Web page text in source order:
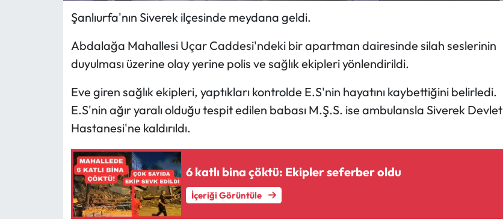
Şanlıurfa'nın Siverek ilçesinde meydana geldi.
Abdalağa Mahallesi Uçar Caddesi'ndeki bir apartman dairesinde silah seslerinin
duyulması üzerine olay yerine polis ve sağlık ekipleri yönlendirildi.
Eve giren sağlık ekipleri, yaptıkları kontrolde E.S'nin hayatını kaybettiğini belirledi.
E.S'nin ağır yaralı olduğu tespit edilen babası M.Ş.S. ise ambulansla Siverek Devlet
Hastanesi'ne kaldırıldı.
6 katlı bina çöktü: Ekipler seferber oldu
İçeriği Görüntüle
RESMİ İLANLAR
HABER İLAN